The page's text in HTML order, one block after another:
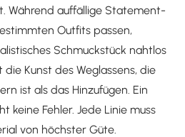
Während auffällige Statement-
Outfits passen,
Schmuckstück nahtlos
Kunst des Weglassens, die
ist als das Hinzufügen. Ein
keine Fehler. Jede Linie muss
von höchster Güte.